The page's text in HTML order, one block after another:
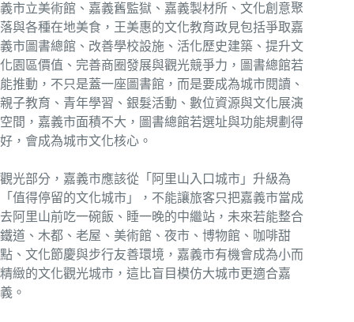
義市立美術館、嘉義舊監獄、嘉義製材所、文化創意聚
落與各種在地美食，王美惠的文化教育政見包括爭取嘉
義市圖書總館、改善學校設施、活化歷史建築、提升文
化園區價值、完善商圈發展與觀光競爭力，圖書總館若
能推動，不只是蓋一座圖書館，而是要成為城市閱讀、
親子教育、青年學習、銀髮活動、數位資源與文化展演
空間，嘉義市面積不大，圖書總館若選址與功能規劃得
好，會成為城市文化核心。
觀光部分，嘉義市應該從「阿里山入口城市」升級為
「值得停留的文化城市」，不能讓旅客只把嘉義市當成
去阿里山前吃一碗飯、睡一晚的中繼站，未來若能整合
鐵道、木都、老屋、美術館、夜市、博物館、咖啡甜
點、文化節慶與步行友善環境，嘉義市有機會成為小而
精緻的文化觀光城市，這比盲目模仿大城市更適合嘉
義。